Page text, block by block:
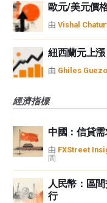
歐元/美元價
由 Vishal
紐西蘭元上
由 Ghiles
經濟指標
中國：信貸
由 FXStreet
間
人民幣：區
行